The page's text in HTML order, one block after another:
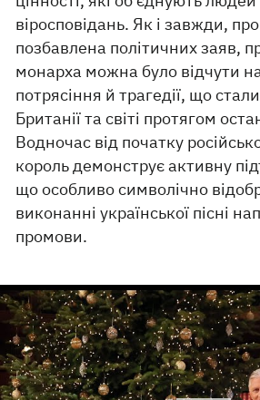
віросповідань. Як і завжди,
позбавлена політичних заяв,
монарха можна було відчути
потрясіння й трагедії, що
Британії та світі протягом
Водночас від початку
король демонструє активну
що особливо символічно
виконанні української пісні
промови.